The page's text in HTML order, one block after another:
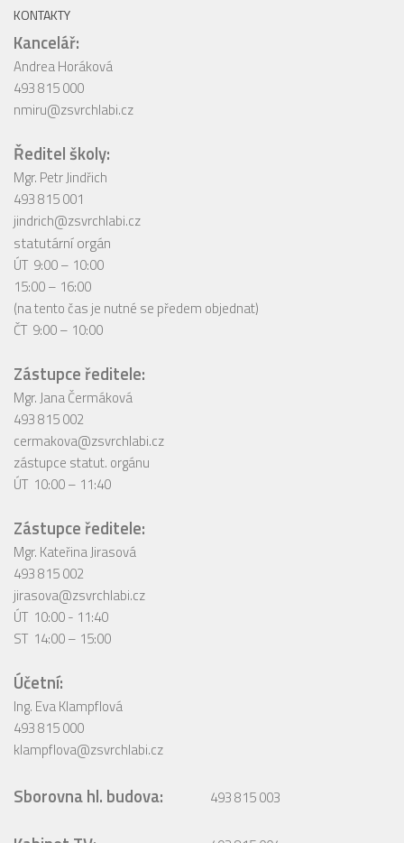
KONTAKTY
Kancelář:
Andrea Horáková
493 815 000
nmiru@zsvrchlabi.cz
Ředitel školy:
Mgr. Petr Jindřich
493 815 001
jindrich@zsvrchlabi.cz
statutární orgán
ÚT 9:00 – 10:00
15:00 – 16:00
(na tento čas je nutné se předem objednat)
ČT 9:00 – 10:00
Zástupce ředitele:
Mgr. Jana Čermáková
493 815 002
cermakova@zsvrchlabi.cz
zástupce statut. orgánu
ÚT 10:00 – 11:40
Zástupce ředitele:
Mgr. Kateřina Jirasová
493 815 002
jirasova@zsvrchlabi.cz
ÚT 10:00 - 11:40
ST 14:00 – 15:00
Účetní:
Ing. Eva Klampflová
493 815 000
klampflova@zsvrchlabi.cz
Sborovna hl. budova: 493 815 003